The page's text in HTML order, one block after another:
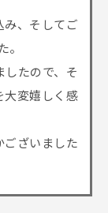
、そしてご
たので、そ
大変嬉しく感
ございました